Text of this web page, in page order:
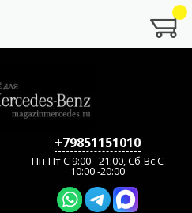
+79851151010
Пн-Пт C 9:00 - 21:00, Сб-Вс С
10:00 -20:00